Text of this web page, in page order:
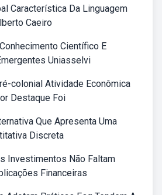
Característica Da Linguagem
Caeiro
Científico E
Uniasselvi
colonial Atividade Econômica
Destaque Foi
Que Apresenta Uma
Discreta
Investimentos Não Faltam
Financeiras